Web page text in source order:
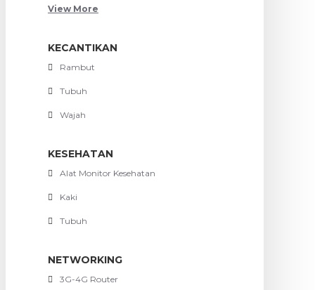
View More
KECANTIKAN
Rambut
Tubuh
Wajah
KESEHATAN
Alat Monitor Kesehatan
Kaki
Tubuh
NETWORKING
3G-4G Router